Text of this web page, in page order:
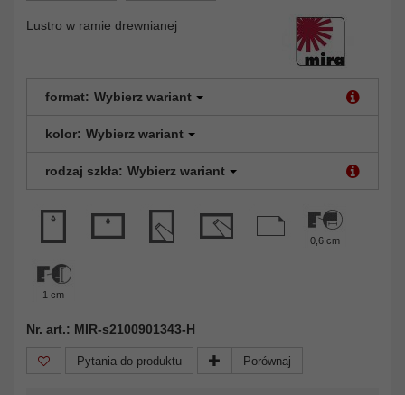
Lustro w ramie drewnianej
format: Wybierz wariant
kolor: Wybierz wariant
rodzaj szkła: Wybierz wariant
0,6 cm
1 cm
Nr. art.: MIR-s2100901343-H
Pytania do produktu Porównaj